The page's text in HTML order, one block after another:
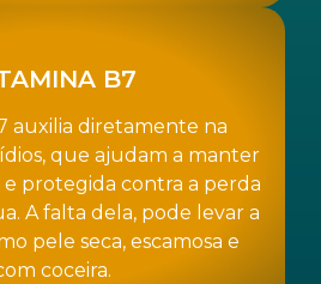
B7
auxilia diretamente na
que ajudam a manter
protegida contra a perda
A falta dela, pode levar a
pele seca, escamosa e
coceira.